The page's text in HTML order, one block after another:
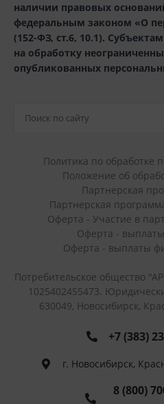
наличии правовых
федеральным законом «О
(152-ФЗ, ст.6, 10.1).
на обработку
опубликованных
Политика по обработке
Положение об
Партнерская
Партнерская
Оферта - Участие в
Оферта -
Оферта - выплаты
Потребительское общество
1025402455473.
630049, Новосибирск,
+7 (383)
г. Новосибирск,
8 (800)